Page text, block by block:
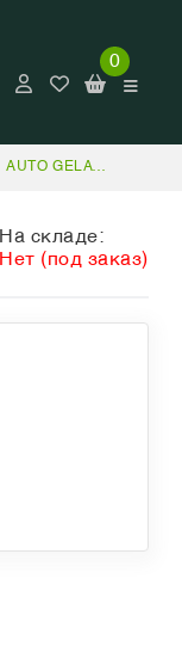
0
AUTO GELATO#33
На складе:
Нет (под заказ)